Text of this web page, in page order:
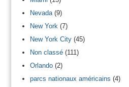
Nevada(9)
New York (7)
New York City(45)
Non classé(111)
Orlando(2)
parcs nationaux américains (4)